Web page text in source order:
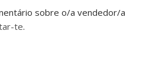
sobre o/a vendedor/a
te.